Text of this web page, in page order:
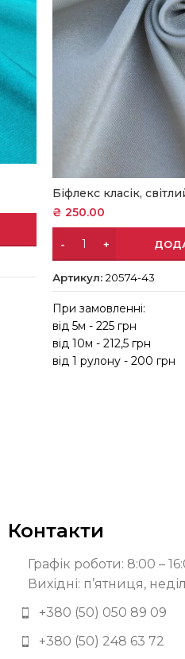
Біфлекс класік,
₴ 250.00
Артикул:20574-43
При замовленні:
від 5м - 225 грн
від 10м - 212,5 грн
від 1 рулону - 200 грн
Контакти
Графік роботи: 8:00 –
Вихідні: п’ятниця,
+380 (50) 050 89 09
+380 (50) 248 63 72